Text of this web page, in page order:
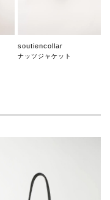
soutiencollar
ナッツジャケット